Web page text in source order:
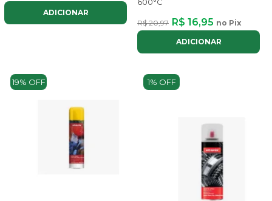
ADICIONAR
R$ 20,97 R$ 16,95 no Pix
ADICIONAR
19% OFF 1% OFF